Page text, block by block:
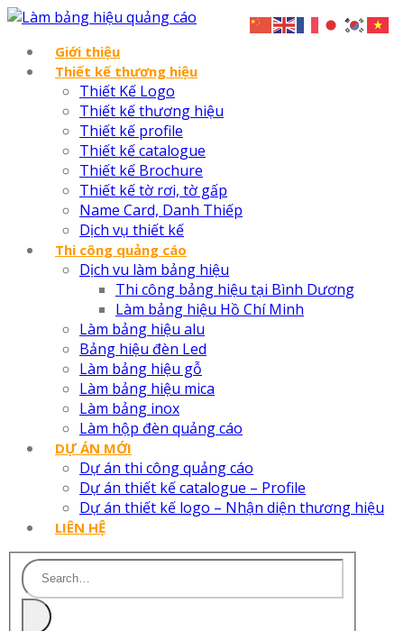
Giới thiệu
Thiết kế thương hiệu
Thiết Kế Logo
Thiết kế thương hiệu
Thiết kế profile
Thiết kế catalogue
Thiết kế Brochure
Thiết kế tờ rơi, tờ gấp
Name Card, Danh Thiếp
Dịch vụ thiết kế
Thi công quảng cáo
Dịch vu làm bảng hiệu
Thi công bảng hiệu tại Bình Dương
Làm bảng hiệu Hồ Chí Minh
Làm bảng hiệu alu
Bảng hiệu đèn Led
Làm bảng hiệu gỗ
Làm bảng hiệu mica
Làm bảng inox
Làm hộp đèn quảng cáo
DỰ ÁN MỚI
Dự án thi công quảng cáo
Dự án thiết kế catalogue – Profile
Dự án thiết kế logo – Nhận diện thương hiệu
LIÊN HỆ